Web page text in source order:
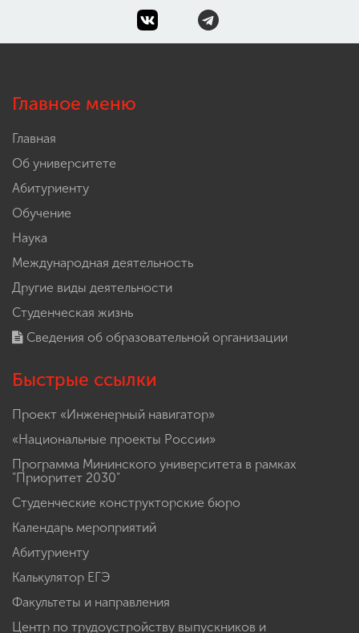
Главное меню
Главная
Об университете
Абитуриенту
Обучение
Наука
Международная деятельность
Другие виды деятельности
Студенческая жизнь
Сведения об образовательной организации
Быстрые ссылки
Проект «Инженерный навигатор»
«Национальные проекты России»
Программа Мининского университета в рамках
"Приоритет 2030"
Студенческие конструкторские бюро
Календарь мероприятий
Абитуриенту
Калькулятор ЕГЭ
Факультеты и направления
Центр по трудоустройству выпускников и